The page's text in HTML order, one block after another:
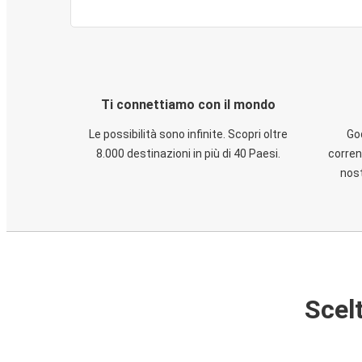
Ti connettiamo con il mondo
Le possibilità sono infinite. Scopri oltre
8.000 destinazioni in più di 40 Paesi.